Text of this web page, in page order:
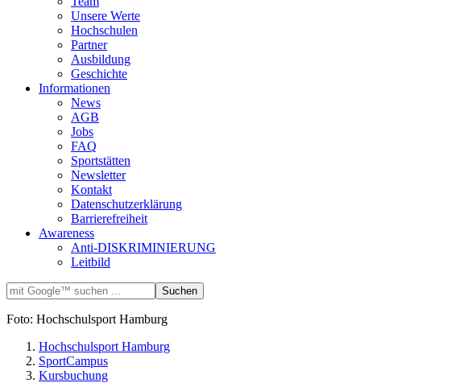
Unsere Werte
Hochschulen
Partner
Ausbildung
Geschichte
Informationen
News
AGB
Jobs
FAQ
Sportstätten
Newsletter
Kontakt
Datenschutzerklärung
Barrierefreiheit
Awareness
Anti-DISKRIMINIERUNG
Leitbild
Foto: Hochschulsport Hamburg
Hochschulsport Hamburg
SportCampus
Kursbuchung